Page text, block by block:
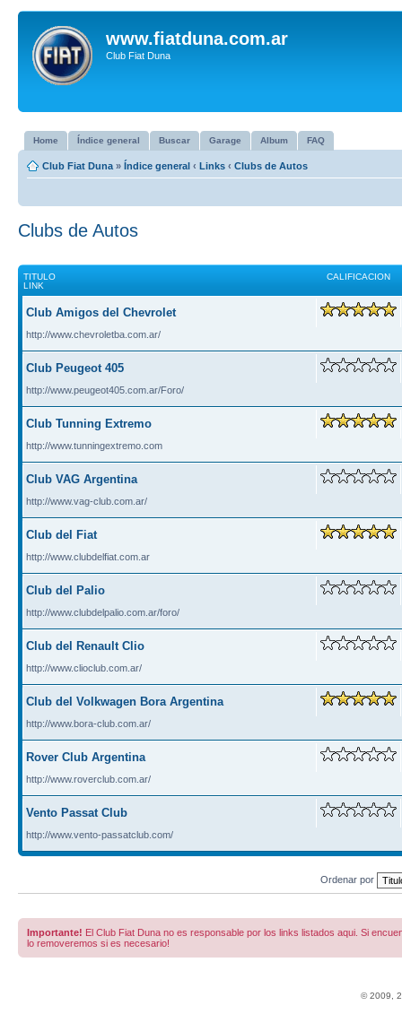
www.fiatduna.com.ar
Club Fiat Duna
Home Índice general Buscar Garage Album FAQ
Club Fiat Duna » Índice general ‹ Links ‹ Clubs de Autos
Clubs de Autos
TITULO
LINK
CALIFICACION
Club Amigos del Chevrolet
http://www.chevroletba.com.ar/
Club Peugeot 405
http://www.peugeot405.com.ar/Foro/
Club Tunning Extremo
http://www.tunningextremo.com
Club VAG Argentina
http://www.vag-club.com.ar/
Club del Fiat
http://www.clubdelfiat.com.ar
Club del Palio
http://www.clubdelpalio.com.ar/foro/
Club del Renault Clio
http://www.clioclub.com.ar/
Club del Volkwagen Bora Argentina
http://www.bora-club.com.ar/
Rover Club Argentina
http://www.roverclub.com.ar/
Vento Passat Club
http://www.vento-passatclub.com/
Ordenar por
Importante! El Club Fiat Duna no es responsable por los links listados aqui. Si
lo removeremos si es necesario!
© 2009,